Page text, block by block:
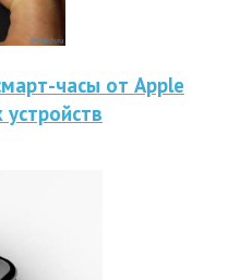
часы от Apple